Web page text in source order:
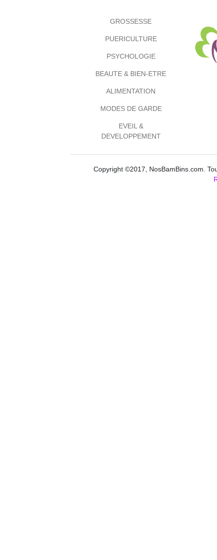
GROSSESSE
PUERICULTURE
PSYCHOLOGIE
BEAUTE & BIEN-ETRE
ALIMENTATION
MODES DE GARDE
EVEIL &
DEVELOPPEMENT
Copyright ©2017, NosBamBins.com.